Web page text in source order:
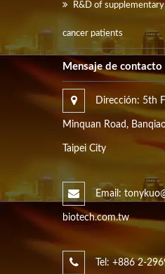
R&D of
cancer patients
Mensaje de contacto
Dirección: 5th
Minquan Road,
Taipei City
Email:
biotech.com.tw
Tel: +886 2-